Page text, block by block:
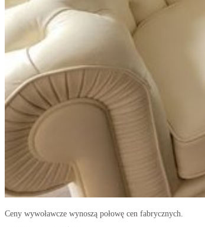
Ceny wywoławcze wynoszą połowę cen fabrycznych.